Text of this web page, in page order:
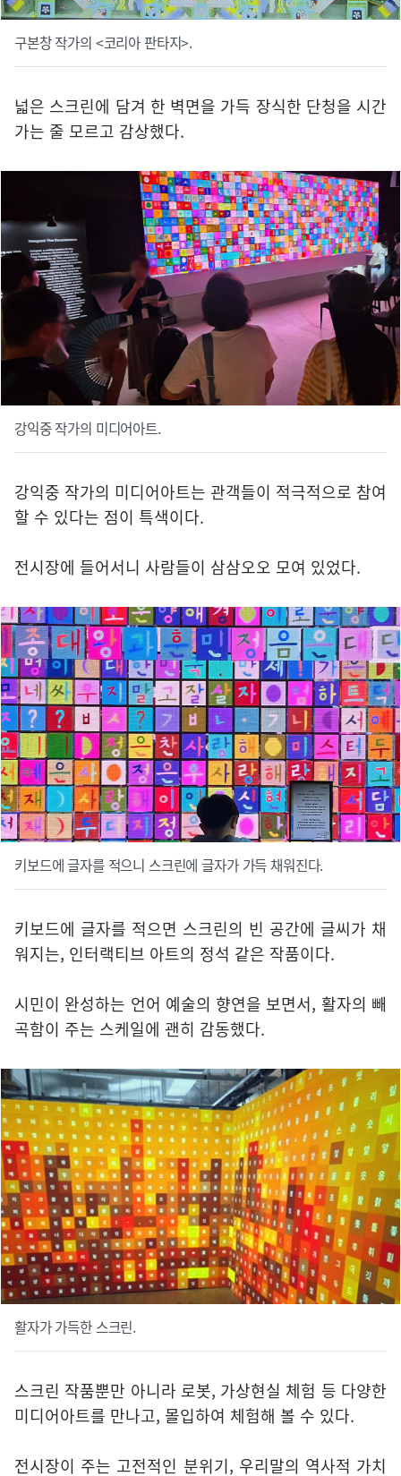
구본창 작가의 <코리아 판타지>.
넓은 스크린에 담겨 한 벽면을 가득 장식한 단청을 시간
가는 줄 모르고 감상했다.
강익중 작가의 미디어아트.
강익중 작가의 미디어아트는 관객들이 적극적으로 참여
할 수 있다는 점이 특색이다.
전시장에 들어서니 사람들이 삼삼오오 모여 있었다.
키보드에 글자를 적으니 스크린에 글자가 가득 채워진다.
키보드에 글자를 적으면 스크린의 빈 공간에 글씨가 채
워지는, 인터랙티브 아트의 정석 같은 작품이다.
시민이 완성하는 언어 예술의 향연을 보면서, 활자의 빼
곡함이 주는 스케일에 괜히 감동했다.
활자가 가득한 스크린.
스크린 작품뿐만 아니라 로봇, 가상현실 체험 등 다양한
미디어아트를 만나고, 몰입하여 체험해 볼 수 있다.
전시장이 주는 고전적인 분위기, 우리말의 역사적 가치